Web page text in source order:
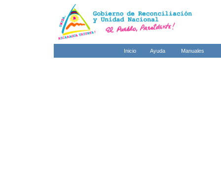
Inicio Ayuda Manuales